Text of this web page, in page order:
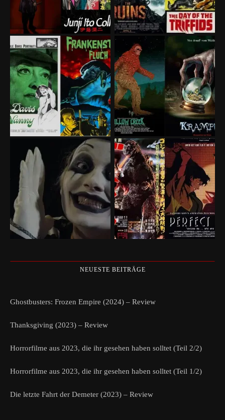
NEUESTE BEITRÄGE
Ghostbusters: Frozen Empire (2024) – Review
Thanksgiving (2023) – Review
Horrorfilme aus 2023, die ihr gesehen haben solltet (Teil 2/2)
Horrorfilme aus 2023, die ihr gesehen haben solltet (Teil 1/2)
Die letzte Fahrt der Demeter (2023) – Review